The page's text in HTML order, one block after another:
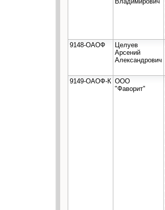
9148-ОАОФ
Целуев
Арсений
Александрович
9149-ОАОФ-К ООО
"Фаворит"